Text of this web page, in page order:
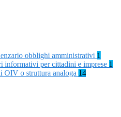
obblighi amministrativi 1
informativi per cittadini e imprese 1
OIV o struttura analoga 14